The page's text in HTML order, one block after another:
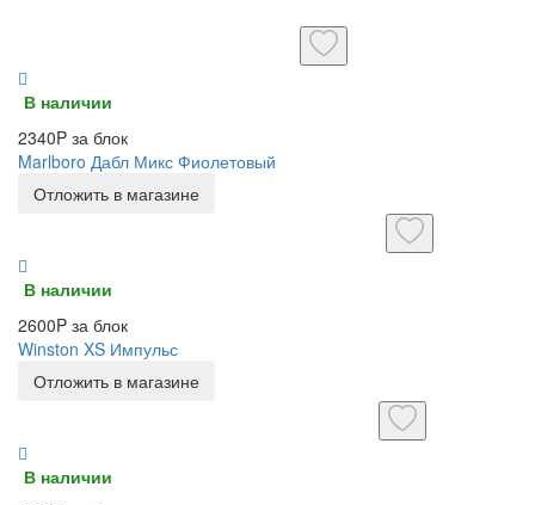
В наличии
2340P за блок
Marlboro Дабл Микс Фиолетовый
Отложить в магазине
В наличии
2600P за блок
Winston XS Импульс
Отложить в магазине
В наличии